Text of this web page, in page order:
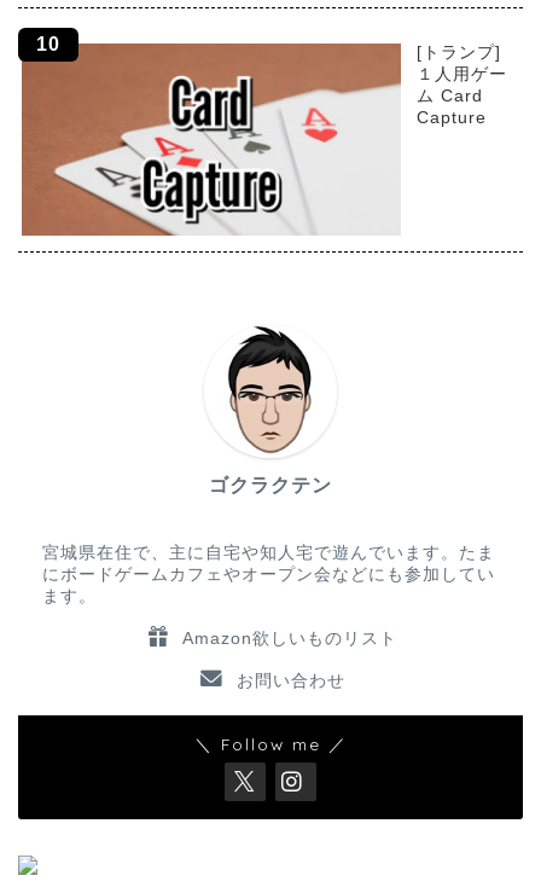
[トランプ]
１人用ゲー
ム Card
Capture
ゴクラクテン
宮城県在住で、主に自宅や知人宅で遊んでいます。たま
にボードゲームカフェやオープン会などにも参加してい
ます。
Amazon欲しいものリスト
お問い合わせ
＼ Follow me ／